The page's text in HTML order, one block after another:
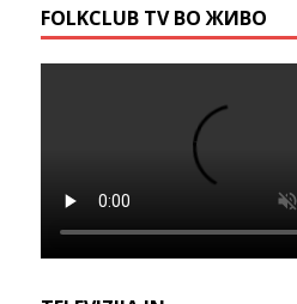
FOLKCLUB TV ВО ЖИВО